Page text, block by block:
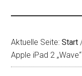
Aktuelle Seite:Start
Apple iPad 2